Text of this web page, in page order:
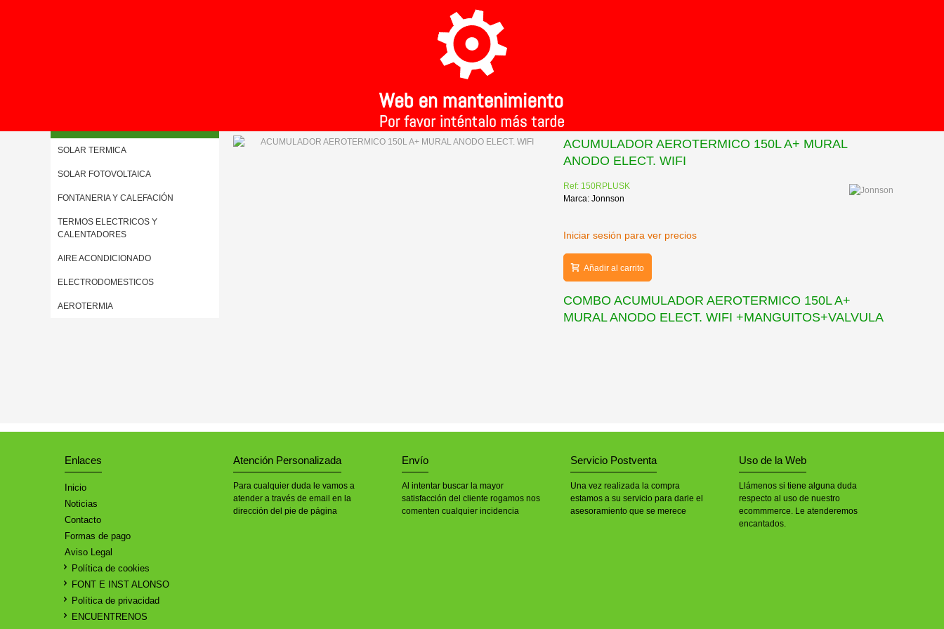
SOLAR TERMICA
SOLAR FOTOVOLTAICA
FONTANERIA Y CALEFACIÓN
TERMOS ELECTRICOS Y
CALENTADORES
AIRE ACONDICIONADO
ELECTRODOMESTICOS
AEROTERMIA
ACUMULADOR AEROTERMICO 150L A+ MURAL ANODO ELECT. WIFI
ACUMULADOR AEROTERMICO 150L A+ MURAL
ANODO ELECT. WIFI
Ref: 150RPLUSK
Marca: Jonnson
Iniciar sesión para ver precios
Añadir al carrito
COMBO ACUMULADOR AEROTERMICO 150L A+
MURAL ANODO ELECT. WIFI +MANGUITOS+VALVULA
Enlaces
Inicio
Noticias
Contacto
Formas de pago
Aviso Legal
Política de cookies
FONT E INST ALONSO
Política de privacidad
ENCUENTRENOS
Atención Personalizada
Para cualquier duda le vamos a
atender a través de email en la
dirección del pie de página
Envío
Al intentar buscar la mayor
satisfacción del cliente rogamos nos
comenten cualquier incidencia
Servicio Postventa
Una vez realizada la compra
estamos a su servicio para darle el
asesoramiento que se merece
Uso de la Web
Llámenos si tiene alguna duda
respecto al uso de nuestro
ecommmerce. Le atenderemos
encantados.